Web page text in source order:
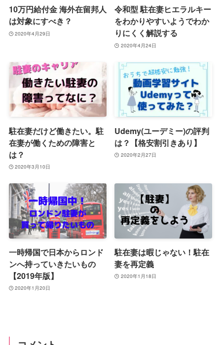
10万円給付金 海外在留邦人
は対象にすべき？
2020年4月29日
令和型 駐在妻ヒエラルキー
をわかりやすいようでわか
りにくく解説する
2020年4月24日
駐在妻だけど働きたい。駐
在妻が働くための障害と
は？
2020年3月10日
Udemy(ユーデミー)の評判
は？【格安割引きあり】
2020年2月27日
一時帰国で日本からロンド
ンへ持っていきたいもの
【2019年版】
2020年1月20日
駐在妻は暇じゃない！駐在
妻を再定義
2020年1月18日